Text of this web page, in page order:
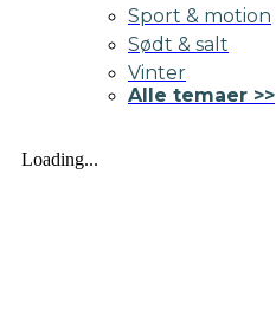
Sport & motion
Sødt & salt
Vinter
Alle temaer >>
Loading...